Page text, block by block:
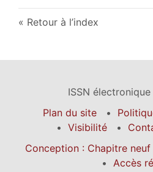
Retour à l’index
ISSN
Plan du site
Visibilité
Conception : Chapitre neuf
Accès